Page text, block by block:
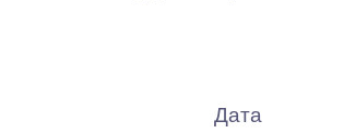
Дата